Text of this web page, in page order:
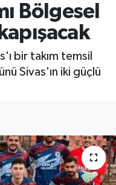
Bölgesel
bir takım temsil
Sivas'ın iki güçlü